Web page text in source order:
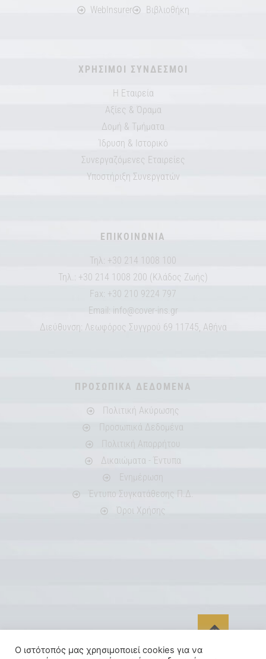
WebInsurer Βιβλιοθήκη
ΧΡΗΣΙΜΟΙ ΣΥΝΔΕΣΜΟΙ
Η Εταιρεία
Αξίες & Όραμα
Δομή & Τμήματα
Ίδρυση & Ιστορικό
Συνεργαζόμενες Εταιρείες
Υποστήριξη Συνεργατών
ΕΠΙΚΟΙΝΩΝΙΑ
Τηλ: +30 214 1008 100
Τηλ.: +30 214 1008 200 (Κλάδος Ζωής)
Fax: +30 210 9224 797
Email: info@cover-ins.gr
Διεύθυνση: Λεωφόρος Συγγρού 69 11745, Αθήνα
ΠΡΟΣΩΠΙΚΑ ΔΕΔΟΜΕΝΑ
Πολιτική Ακύρωσης
Προσωπικά Δεδομένα
Πολιτική Απορρήτου
Δικαιώματα - Έντυπα
Ενημέρωση
Έντυπο Συγκατάθεσης Π.Δ.
Όροι Χρήσης
Ο ιστότοπός μας χρησιμοποιεί cookies για να